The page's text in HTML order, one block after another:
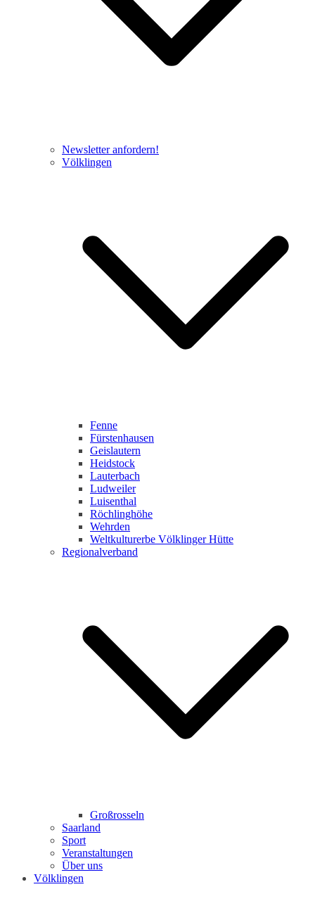
Newsletter anfordern!
Völklingen
Fenne
Fürstenhausen
Geislautern
Heidstock
Lauterbach
Ludweiler
Luisenthal
Röchlinghöhe
Wehrden
Weltkulturerbe Völklinger Hütte
Regionalverband
Großrosseln
Saarland
Sport
Veranstaltungen
Über uns
Völklingen